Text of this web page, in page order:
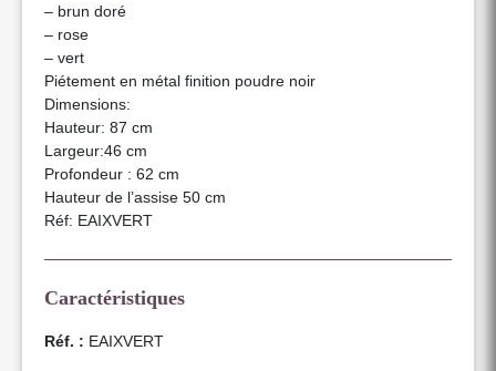
– brun doré
– rose
– vert
Piétement en métal finition poudre noir
Dimensions:
Hauteur: 87 cm
Largeur:46 cm
Profondeur : 62 cm
Hauteur de l’assise 50 cm
Réf: EAIXVERT
Caractéristiques
Réf. : EAIXVERT